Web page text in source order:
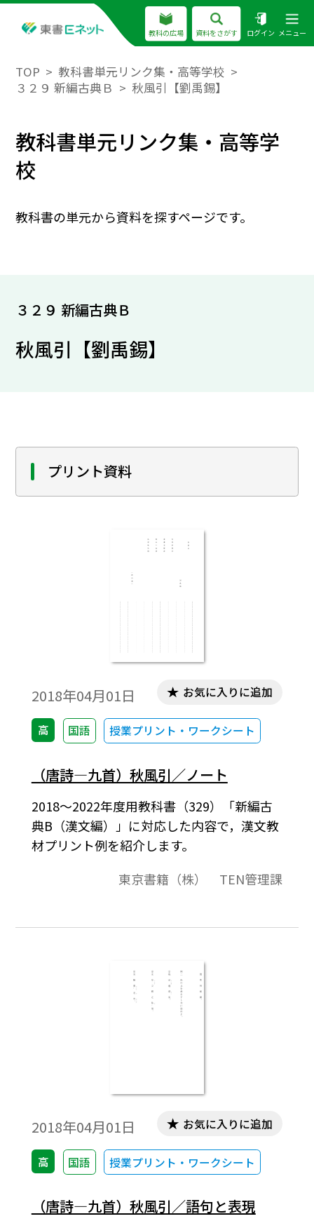
教科の広場 資料をさがす ログイン メニュー
TOP
教科書単元リンク集・高等学校
３２９ 新編古典Ｂ
秋風引【劉禹錫】
教科書単元リンク集・高等学
校
教科書の単元から資料を探すページです。
３２９ 新編古典Ｂ
秋風引【劉禹錫】
プリント資料
2018年04月01日
高 国語 授業プリント・ワークシート
お気に入りに追加
（唐詩―九首）秋風引／ノート
2018～2022年度用教科書（329）「新編古
典B（漢文編）」に対応した内容で，漢文教
材プリント例を紹介します。
東京書籍（株） TEN管理課
2018年04月01日
高 国語 授業プリント・ワークシート
お気に入りに追加
（唐詩―九首）秋風引／語句と表現